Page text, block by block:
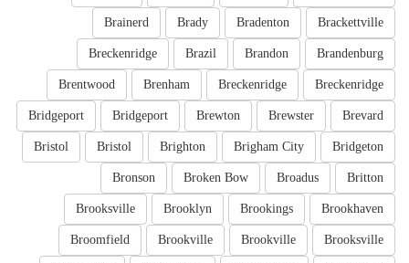
Brackettville
Bradenton
Brady
Brainerd
Brandenburg
Brandon
Brazil
Breckenridge
Breckenridge
Breckenridge
Brenham
Brentwood
Brevard
Brewster
Brewton
Bridgeport
Bridgeport
Bridgeton
Brigham City
Brighton
Bristol
Bristol
Britton
Broadus
Broken Bow
Bronson
Brookhaven
Brookings
Brooklyn
Brooksville
Brooksville
Brookville
Brookville
Broomfield